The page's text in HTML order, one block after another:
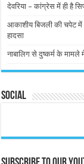
देवरिया – कांग्रेस में ही है
आकाशीय बिजली की चपेट
हादसा
नाबालिग से दुष्कर्म के मामले
Social